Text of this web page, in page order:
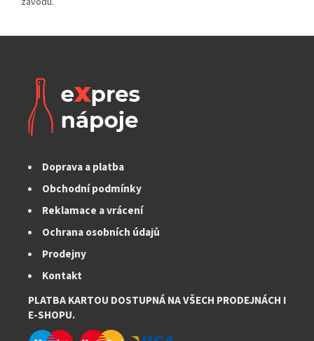
Doprava a platba
Obchodní podmínky
Reklamace a vrácení
Ochrana osobních údajů
Prodejny
Kontakt
PLATBA KARTOU DOSTUPNÁ NA VŠECH PRODEJNÁCH I
E-SHOPU.